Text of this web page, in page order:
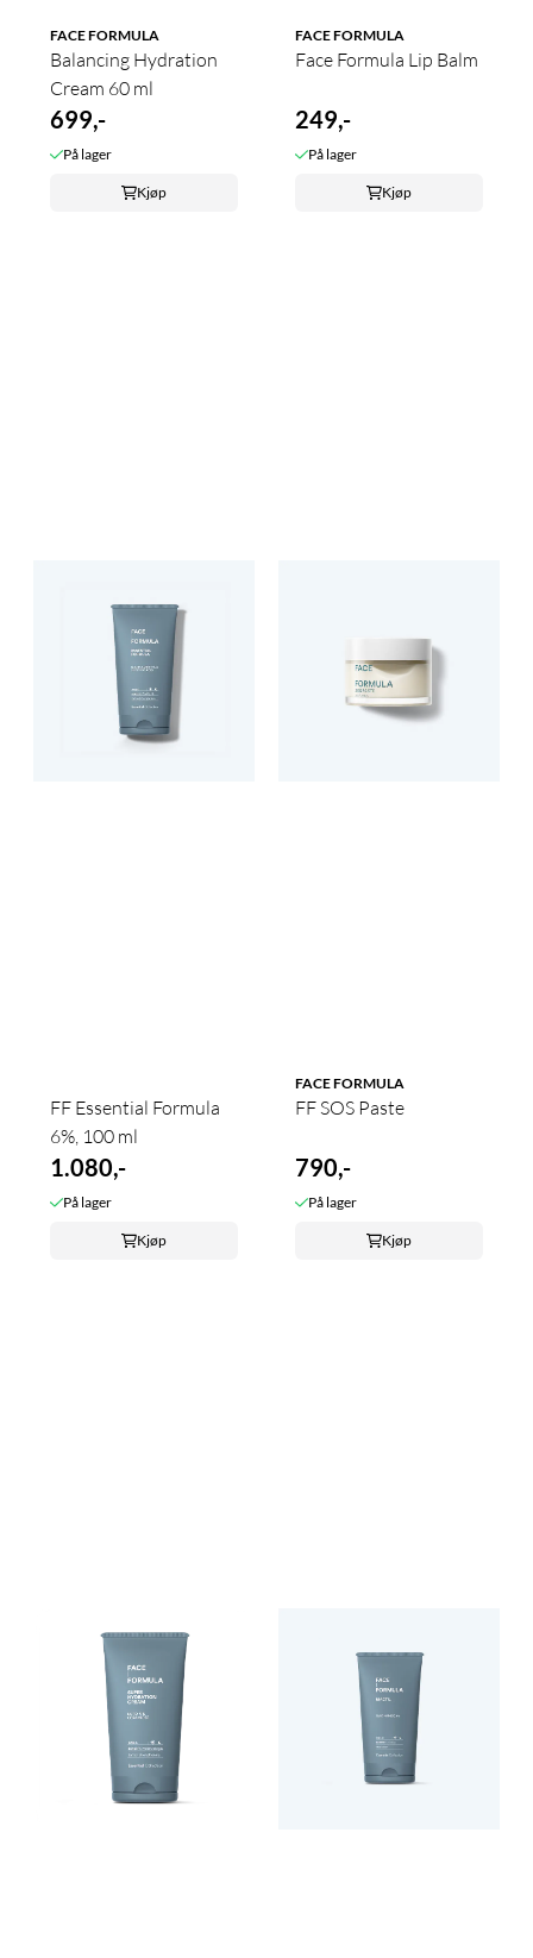
FACE FORMULA
Balancing Hydration
Cream 60 ml
699,-
På lager
Kjøp
FACE FORMULA
Face Formula Lip Balm
249,-
På lager
Kjøp
FF Essential Formula
6%, 100 ml
1.080,-
På lager
Kjøp
FACE FORMULA
FF SOS Paste
790,-
På lager
Kjøp